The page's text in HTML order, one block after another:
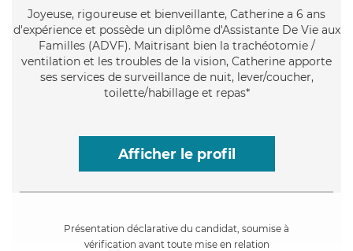
Joyeuse, rigoureuse et bienveillante, Catherine a 6 ans
d'expérience et possède un diplôme d'Assistante De Vie aux
Familles (ADVF). Maitrisant bien la trachéotomie /
ventilation et les troubles de la vision, Catherine apporte
ses services de surveillance de nuit, lever/coucher,
toilette/habillage et repas*
Afficher le profil
Présentation déclarative du candidat, soumise à
vérification avant toute mise en relation